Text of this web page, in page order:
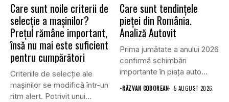
Care sunt noile criterii de
selecție a mașinilor?
Prețul rămâne important,
însă nu mai este suficient
pentru cumpărători
Criteriile de selecție ale
mașinilor se modifică într-un
ritm alert. Potrivit unui...
Care sunt tendințele
pieței din România.
Analiză Autovit
Prima jumătate a anului 2026
confirmă schimbări
importante în piața auto
din...
•RĂZVAN CODOREAN 5 AUGUST 2026